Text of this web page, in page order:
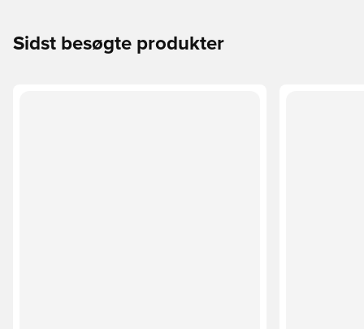
Sidst besøgte produkter